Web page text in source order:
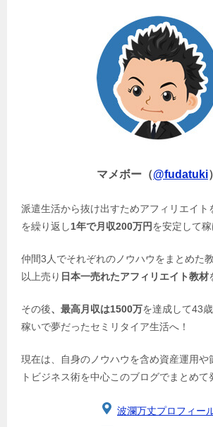
マメボー（@fudatuki）
派遣生活から抜け出すためアフィリエイト
を繰り返し1年で月収200万円を安定して稼
仲間3人でそれぞれのノウハウをまとめた
以上売り 日本一売れたアフィリエイト教材
その後、最高月収は1500万を達成して43
稼いで夢だったセミリタイア生活へ！
現在は、自身のノウハウを含め資産運用や
トビジネス術を中心このブログでまとめて
波瀾万丈プロフィー